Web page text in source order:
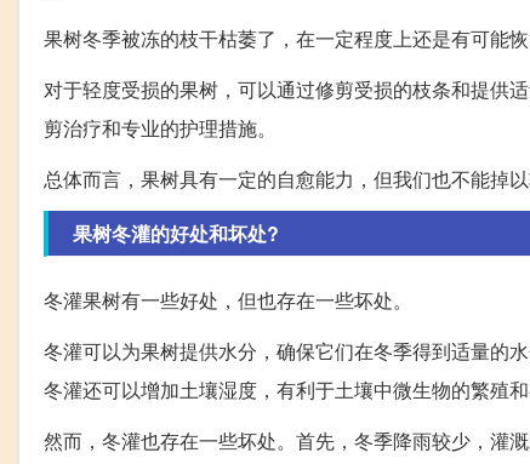
果树冬季被冻的枝干枯萎了，在一定程度上还是有可能
对于轻度受损的果树，可以通过修剪受损的枝条和提供
剪治疗和专业的护理措施。
总体而言，果树具有一定的自愈能力，但我们也不能掉
果树冬灌的好处和坏处?
冬灌果树有一些好处，但也存在一些坏处。
冬灌可以为果树提供水分，确保它们在冬季得到适量的
冬灌还可以增加土壤湿度，有利于土壤中微生物的繁殖
然而，冬灌也存在一些坏处。首先，冬季降雨较少，灌